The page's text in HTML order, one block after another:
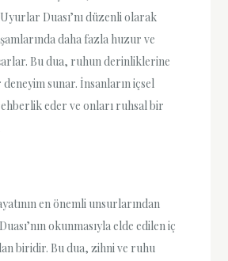
Duası’nı düzenli olarak
daha fazla huzur ve
Bu dua, ruhun derinliklerine
sunar. İnsanların içsel
eder ve onları ruhsal bir
en önemli unsurlarından
okunmasıyla elde edilen iç
biridir. Bu dua, zihni ve ruhu